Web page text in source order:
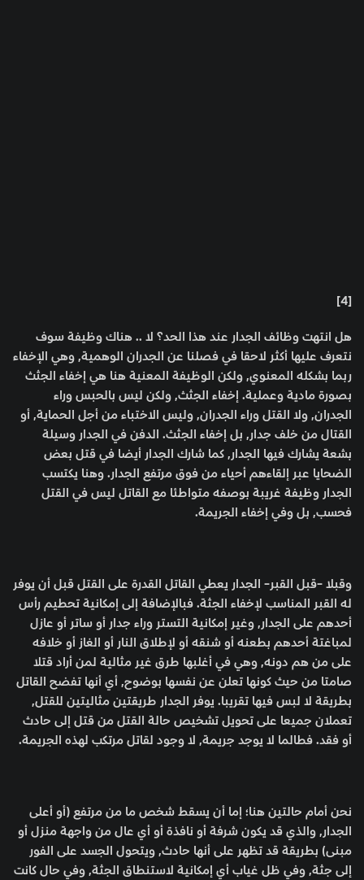
[4]
هل انتهت وظائف الجدار عند هذا الحد؟ لا .. هناك وظيفة سوف
نتعرف عليها أكثر لاحقا في فصلنا عن الجدران الوهمية, وهي الإخفاء
ربما بشكله المعنوي, ولكن الوظيفة المعنية هنا هي إخفاء الجثث
بصورة مادية وعملية. إخفاء الجثث, ولكن ليس بالحبس وراء
الجدران, ولا القتل وراء الجدران, وليس الاختباء من أجل الحماية, أو
القتال من خلف جدار, بل إخفاء الجثث. الدفن في الجدار وسيلة
بشعة يشارك فيها الجدار, كما شارك الجدار أيضا في قتل بعض
الضحايا عبر إلقاءهم أحياء من فوق مرتفع الجدار. وهنا يكتسب
الجدار وظيفة غريبة بوصفه متواطئا مع القاتل ليس في القتل
فحسب, بل وفي إخفاء الجريمة.
وقبلا -قبل القبر- الجدار يعطي القاتل القدرة على القتل قبل أن يوفر
له القبر المناسب لإخفاء الجثة. فبالإضافة إلى إمكانية تحطيم رأس
أحدهم على الجدار, وغير إمكانية التستر وراء جدار أو ساتر أو عازل
لمباغتة أحدهم بطعنه أو شنقه أو لإطلاق النار أو الغاز أو خلافه
على من هم دونه, وهي في أغلبها طرق غير مثالية لمن أراد قتلا
صامتا من حيث كونها تعلن عن نفسها بوضوح, أي أنها تفضح القاتل
بطريقة لا لبس فيها تقريبا. يوفر الجدار طريقتين مثاليتين للقتل,
تعملان جميعا على تحويل تشخيص حالة القتل من قتل إلى حادث
أو فقد. فطالما لا يوجد جريمة, لا وجود لقاتل مرتكب لهذه الجريمة.
نحن أمام حالتين هنا؛ إما أن يسقط شخص ما من مرتفع (أو أعلى
الجدار, والذي قد يكون شرفة أو نافذة أو أي عال من واجهة منزل أو
مبنى) بطريقة قد تظهر على أنها حادث, ويتحول الجسد على الفور
إلى جثة, وفي ظل غياب أي إمكانية لاستنطاق الجثة, وفي حال كانت